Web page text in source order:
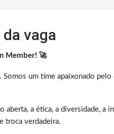
vaga
Member! 🚀
Somos um time apaixonado
aberta, a ética, a diversidade, a
troca verdadeira.